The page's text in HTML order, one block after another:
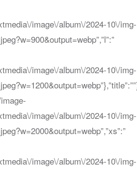
image\/album\/2024-10\/img-
image\/album\/2024-10\/img-
image\/album\/2024-10\/img-
image\/album\/2024-10\/img-